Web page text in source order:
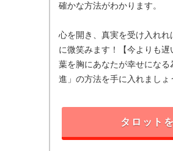
確かな方法がわかります。
心を開き、真実を受け入れれ
に微笑みます！【今よりも
葉を胸にあなたが幸せにな
進」の方法を手に入れましょ
タロット